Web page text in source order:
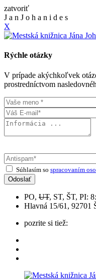
zatvoriť
J a n J o h a n i d e s
X
Rýchle otázky
V prípade akýchkoľvek
prostredníctvom
Súhlasím so spracovaním
Odoslať
PO, UT, ST, ŠT, PI:
Hlavná 15/61, 92701
pozrite si tiež: